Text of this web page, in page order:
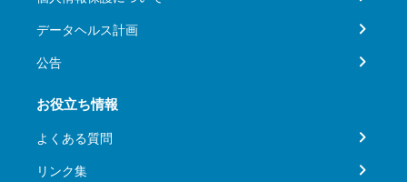
データヘルス計画
公告
お役立ち情報
よくある質問
リンク集